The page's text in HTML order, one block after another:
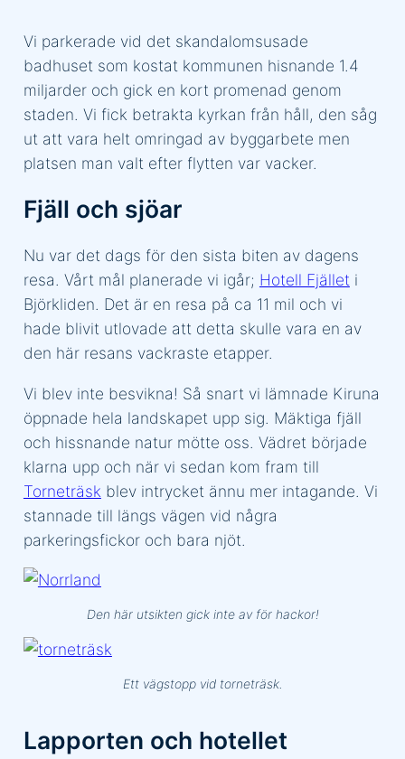
Vi parkerade vid det skandalomsusade
badhuset som kostat kommunen hisnande 1.4
miljarder och gick en kort promenad genom
staden. Vi fick betrakta kyrkan från håll, den såg
ut att vara helt omringad av byggarbete men
platsen man valt efter flytten var vacker.
Fjäll och sjöar
Nu var det dags för den sista biten av dagens
resa. Vårt mål planerade vi igår; Hotell Fjälleti
Björkliden. Det är en resa på ca 11 mil och vi
hade blivit utlovade att detta skulle vara en av
den här resans vackraste etapper.
Vi blev inte besvikna! Så snart vi lämnade Kiruna
öppnade hela landskapet upp sig. Mäktiga fjäll
och hissnande natur mötte oss. Vädret började
klarna upp och när vi sedan kom fram till
Torneträsk blev intrycket ännu mer intagande. Vi
stannade till längs vägen vid några
parkeringsfickor och bara njöt.
Den här utsikten gick inte av för hackor!
Ett vägstopp vid torneträsk.
Lapporten och hotellet